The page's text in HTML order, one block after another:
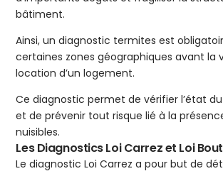
bâtiment.
Ainsi, un diagnostic termites est
certaines zones géographiques avant la
location d’un logement.
Ce diagnostic permet de vérifier l’état
et de prévenir tout risque lié à la
nuisibles.
Les Diagnostics Loi Carrez et Loi
Le diagnostic Loi Carrez a pour but de